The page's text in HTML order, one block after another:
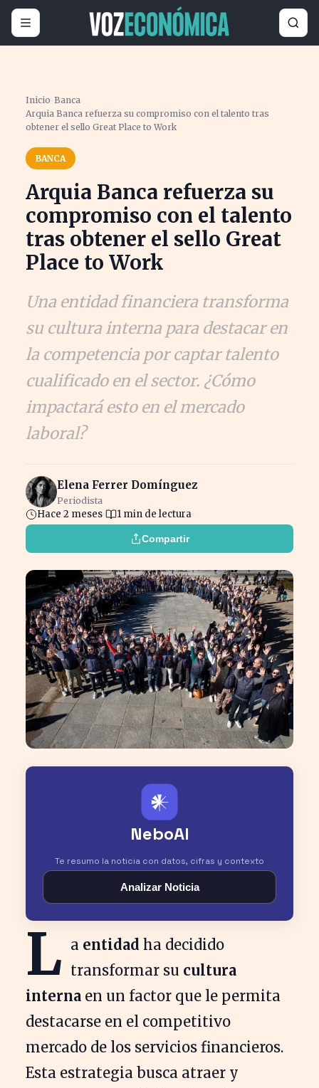
Inicio ›Banca›
Arquia Banca refuerza su compromiso con el talento tras
obtener el sello Great Place to Work
BANCA
Arquia Banca refuerza su
compromiso con el talento
tras obtener el sello Great
Place to Work
Una entidad financiera transforma
su cultura interna para destacar en
la competencia por captar talento
cualificado en el sector. ¿Cómo
impactará esto en el mercado
laboral?
Elena Ferrer Domínguez
Periodista
Hace 2 meses 1 min de lectura
Compartir
𒀭
NeboAI
Te resumo la noticia con datos, cifras y contexto
Analizar Noticia
L a entidad ha decidido
transformar su cultura
interna en un factor que le permita
destacarse en el competitivo
mercado de los servicios financieros.
Esta estrategia busca atraer y